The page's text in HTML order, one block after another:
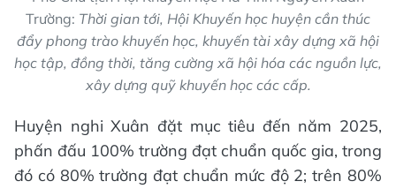
Trường: Thời gian tới, Hội Khuyến học huyện cần thúc
đẩy phong trào khuyến học, khuyến tài xây dựng xã hội
học tập, đồng thời, tăng cường xã hội hóa các nguồn lực,
xây dựng quỹ khuyến học các cấp.
Huyện nghi Xuân đặt mục tiêu đến năm 2025,
phấn đấu 100% trường đạt chuẩn quốc gia, trong
đó có 80% trường đạt chuẩn mức độ 2; trên 80%